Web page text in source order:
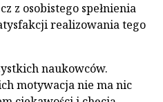
z osobistego spełnienia
realizowania tego
naukowców.
motywacja nie ma nic